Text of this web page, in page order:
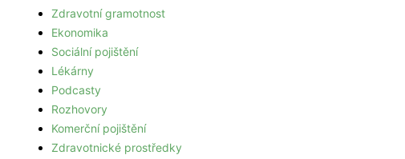
Zdravotní gramotnost
Ekonomika
Sociální pojištění
Lékárny
Podcasty
Rozhovory
Komerční pojištění
Zdravotnické prostředky